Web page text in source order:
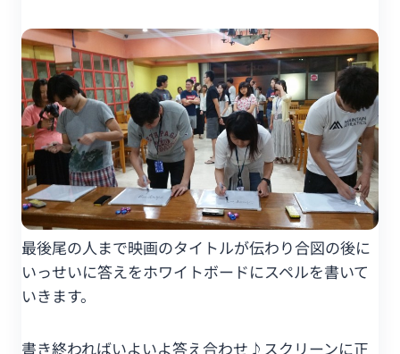
最後尾の人まで映画のタイトルが伝わり合図の後に
いっせいに答えをホワイトボードにスペルを書いて
いきます。
書き終わればいよいよ答え合わせ♪スクリーンに正